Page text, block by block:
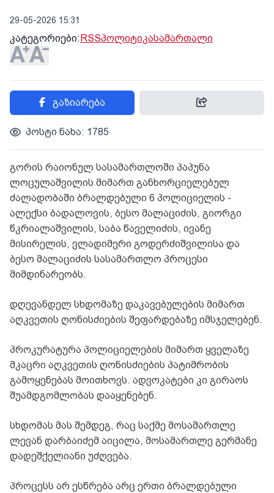
29-05-2026 15:31
კატეგორიები: RSSპოლიტიკასამართალი
გაზიარება
პოსტი ნახა: 1785
გორის რაიონულ სასამართლოში პაპუნა
ლოცულაშვილის მიმართ განხორციელებულ
ძალადობაში ბრალდებული 6 პოლიციელის -
ალექსი ბადალოვის, ბესო მალაციძის, გიორგი
წკრიალაშვილის, საბა წაველიძის, ივანე
მისირელის, ვლადიმერი გოდერძიშვილისა და
ბესო მალაციძის სასამართლო პროცესი
მიმდინარეობს.
დღევანდელ სხდომაზე დაკავებულების მიმართ
აღკვეთის ღონისძიების შეფარდებაზე იმსჯელებენ.
პროკურატურა პოლიციელების მიმართ ყველაზე
მკაცრი აღკვეთის ღონისძიების პატიმრობის
გამოყენებას მოითხოვს. ადვოკატები კი გირაოს
შუამდგომლობას დააყენებენ.
სხდომას მას შემდეგ, რაც საქმე მოსამართლე
ლევან დარბაიძემ აიცილა, მოსამართლე გერმანე
დადეშქელიანი უძღვება.
პროცესს არ ესწრება არც ერთი ბრალდებული